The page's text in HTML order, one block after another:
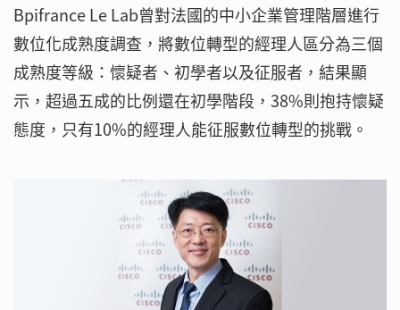
Bpifrance Le Lab曾對法國的中小企業管理階層進行
數位化成熟度調查，將數位轉型的經理人區分為三個
成熟度等級：懷疑者、初學者以及征服者，結果顯
示，超過五成的比例還在初學階段，38%則抱持懷疑
態度，只有10%的經理人能征服數位轉型的挑戰。